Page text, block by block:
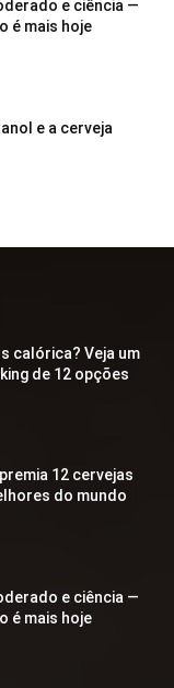
e ciência —
é mais hoje
e a cerveja
calórica? Veja um
de 12 opções
12 cervejas
do mundo
e ciência —
é mais hoje